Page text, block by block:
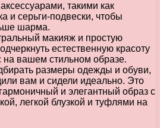
такими как
и серьги-подвески, чтобы
шарма.
макияж и простую
естественную красоту
на вашем стильном образе.
размеры одежды и обуви,
вам и сидели идеально. Это
и элегантный образ с
легкой блузкой и туфлями на